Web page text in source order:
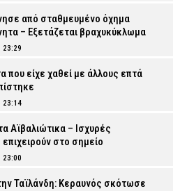
από σταθμευμένο όχημα
– Εξετάζεται βραχυκύκλωμα
23:29
που είχε χαθεί με άλλους επτά
23:14
Αϊβαλιώτικα – Ισχυρές
στο σημείο
23:00
Ταϊλάνδη: Κεραυνός σκότωσε